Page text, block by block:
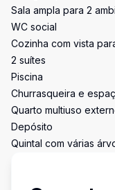
Sala ampla para 2
WC social
Cozinha com vista
2 suítes
Piscina
Churrasqueira e
Quarto multiuso
Depósito
Quintal com várias